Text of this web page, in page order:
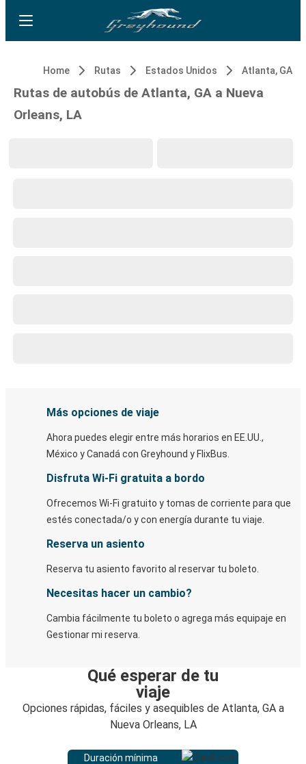
Home Rutas Estados Unidos Atlanta, GA
Rutas de autobús de Atlanta, GA a Nueva
Orleans, LA
Más opciones de viaje
Ahora puedes elegir entre más horarios en EE.UU.,
México y Canadá con Greyhound y FlixBus.
Disfruta Wi-Fi gratuita a bordo
Ofrecemos Wi-Fi gratuito y tomas de corriente para que
estés conectada/o y con energía durante tu viaje.
Reserva un asiento
Reserva tu asiento favorito al reservar tu boleto.
Necesitas hacer un cambio?
Cambia fácilmente tu boleto o agrega más equipaje en
Gestionar mi reserva.
Qué esperar de tu
viaje
Opciones rápidas, fáciles y asequibles de Atlanta, GA a
Nueva Orleans, LA
Duración mínima